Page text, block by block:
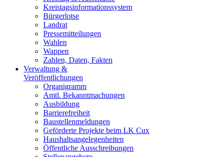
Kreistagsinformationssystem
Bürgerlotse
Landrat
Pressemitteilungen
Wahlen
Wappen
Zahlen, Daten, Fakten
Verwaltung &
Veröffentlichungen
Organigramm
Amtl. Bekanntmachungen
Ausbildung
Barrierefreiheit
Baustellenmeldungen
Geförderte Projekte beim LK Cux
Haushaltsangelegenheiten
Öffentliche Ausschreibungen